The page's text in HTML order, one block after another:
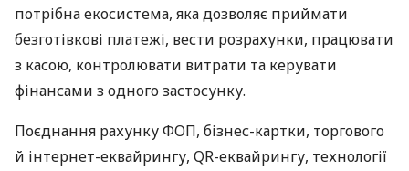
потрібна екосистема, яка дозволяє приймати
безготівкові платежі, вести розрахунки, працювати
з касою, контролювати витрати та керувати
фінансами з одного застосунку.
Поєднання рахунку ФОП, бізнес-картки, торгового
й інтернет-еквайрингу, QR-еквайрингу, технології